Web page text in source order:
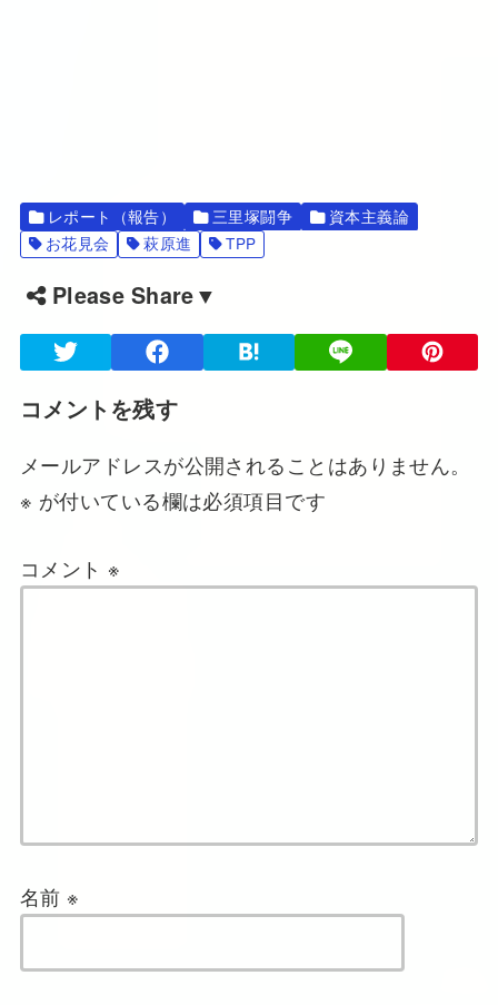
レポート（報告） 三里塚闘争
資本主義論
お花見会
萩原進 TPP
Please Share▼
コメントを残す
メールアドレスが公開されることはありません。
※ が付いている欄は必須項目です
コメント ※
名前 ※